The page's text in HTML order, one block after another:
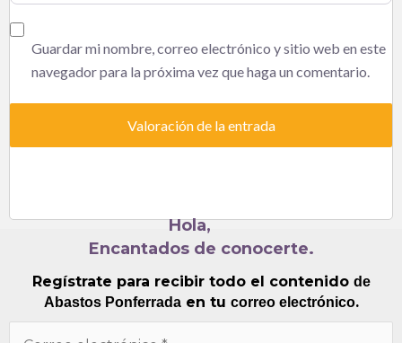
Guardar mi nombre, correo electrónico y sitio web en este
navegador para la próxima vez que haga un comentario.
Hola,
Encantados de conocerte.
Regístrate para recibir todo el contenido de
Abastos Ponferradaen tu correo electrónico.